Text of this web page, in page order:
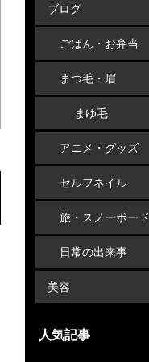
ブログ
ごはん・お弁当
まつ毛・眉
まゆ毛
アニメ・グッズ
セルフネイル
旅・スノーボード
日常の出来事
美容
人気記事